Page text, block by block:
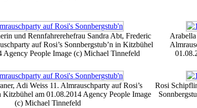
und Rennfahrerehefrau Sandra Abt, Frederic
auf Rosi’s Sonnbergstub’n in Kitzbühel
Agency People Image (c) Michael Tinnefeld
Adi Weiss 11. Almrauschparty auf Rosi’s
Kitzbühel am 01.08.2014 Agency People Image
(c) Michael Tinnefeld
Rosi